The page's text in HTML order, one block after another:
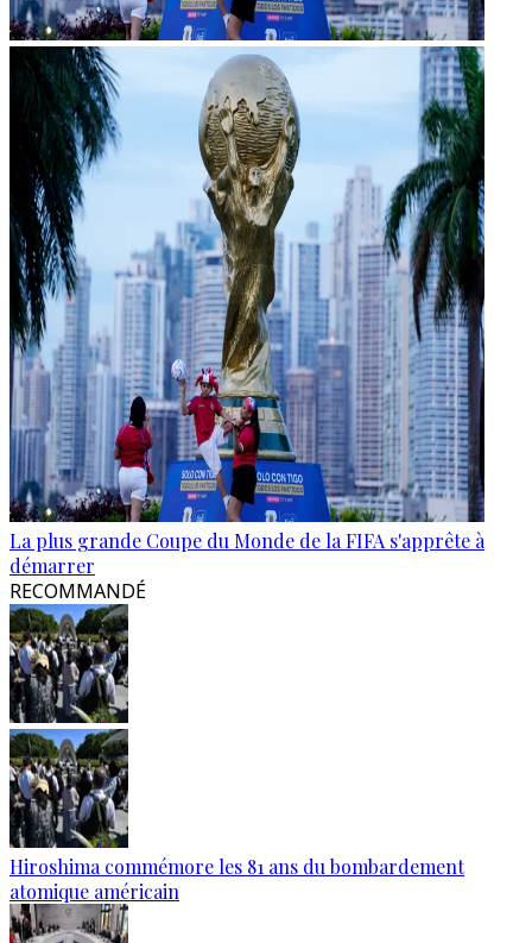
La plus grande Coupe du Monde de la FIFA s'apprête à
démarrer
RECOMMANDÉ
Hiroshima commémore les 81 ans du bombardement
atomique américain